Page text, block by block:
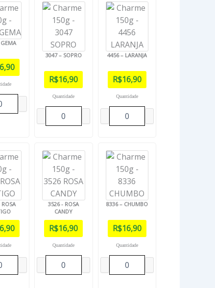
3047 – SOPRO
R$16,90
Quantidade
4456 – LARANJA
R$16,90
Quantidade
3526 - ROSA
CANDY
R$16,90
Quantidade
8336 – CHUMBO
R$16,90
Quantidade